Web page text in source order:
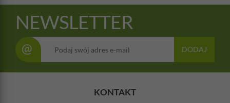
NEWSLETTER
@ DODAJ
KONTAKT